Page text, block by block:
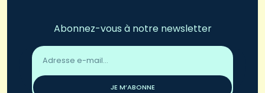
Abonnez-vous à notre newsletter
Adresse
email
JE M’ABONNE